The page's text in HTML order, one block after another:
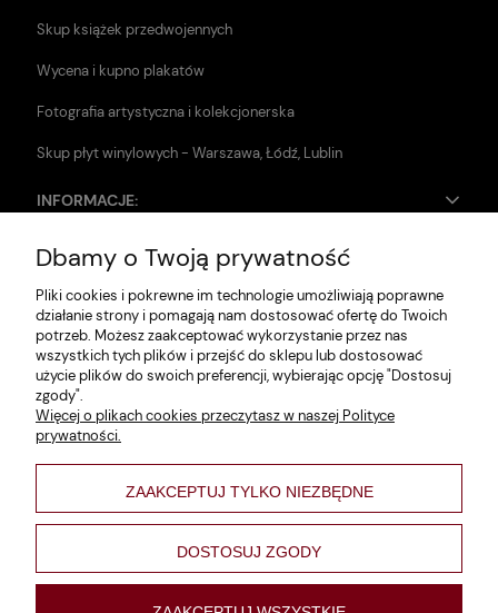
Skup książek przedwojennych
Wycena i kupno plakatów
Fotografia artystyczna i kolekcjonerska
Skup płyt winylowych - Warszawa, Łódź, Lublin
INFORMACJE:
Zwroty i reklamacje
Dane firmy
Jak szukać?
Polityka prywatności
Regulamin
Poltyka cookies
varsaviana
Nowości
Dbamy o Twoją prywatność
Pliki cookies i pokrewne im technologie umożliwiają poprawne
działanie strony i pomagają nam dostosować ofertę do Twoich
potrzeb. Możesz zaakceptować wykorzystanie przez nas
wszystkich tych plików i przejść do sklepu lub dostosować
użycie plików do swoich preferencji, wybierając opcję "Dostosuj
zgody".
Więcej o plikach cookies przeczytasz w naszej Polityce
prywatności.
ZAAKCEPTUJ TYLKO NIEZBĘDNE
DOSTOSUJ ZGODY